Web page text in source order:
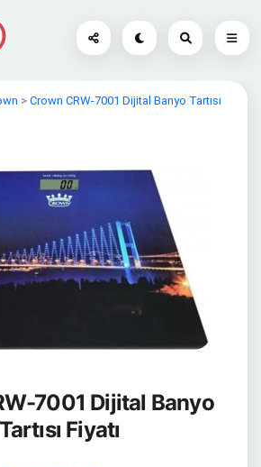
> Crown CRW-7001 Dijital Banyo Tartısı
7001 Dijital Banyo
Tartısı Fiyatı